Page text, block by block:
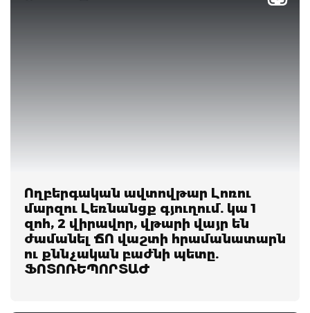
Ողբերգական ավտովթար Լոռու
մարզու Լեռնանցք գյուղում. կա 1
զոհ, 2 վիրավոր, վթարի վայր են
ժամանել ՃՈ վաշտի հրամանատարն
ու քննչական բաժնի պետը.
ՖՈՏՈՌԵՊՈՐՏԱԺ